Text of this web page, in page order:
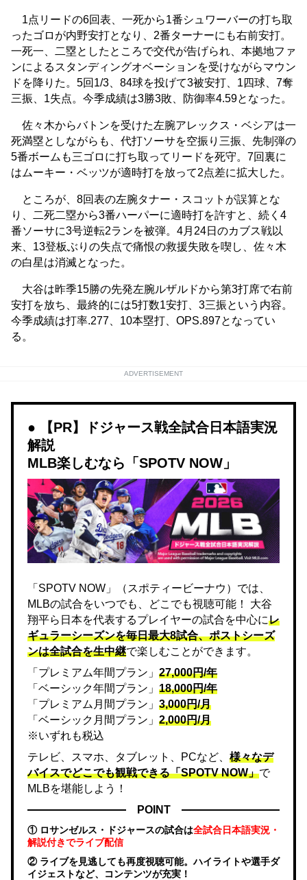
1点リードの6回表、一死から1番シュワーバーの打ち取
ったゴロが内野安打となり、2番ターナーにも右前安打。
一死一、二塁としたところで交代が告げられ、本拠地ファ
ンによるスタンディングオベーションを受けながらマウン
ドを降りた。5回1/3、84球を投げて3被安打、1四球、7奪
三振、1失点。今季成績は3勝3敗、防御率4.59となった。
佐々木からバトンを受けた左腕アレックス・ベシアは一
死満塁としながらも、代打ソーサを空振り三振、先制弾の
5番ボームも三ゴロに打ち取ってリードを死守。7回裏に
はムーキー・ベッツが適時打を放って2点差に拡大した。
ところが、8回表の左腕タナー・スコットが誤算とな
り、二死二塁から3番ハーパーに適時打を許すと、続く4
番ソーサに3号逆転2ランを被弾。4月24日のカブス戦以
来、13登板ぶりの失点で痛恨の救援失敗を喫し、佐々木
の白星は消滅となった。
大谷は昨季15勝の先発左腕ルザルドから第3打席で右前
安打を放ち、最終的には5打数1安打、3三振という内容。
今季成績は打率.277、10本塁打、OPS.897となってい
る。
ADVERTISEMENT
【PR】ドジャース戦全試合日本語実況
解説
MLB楽しむなら「SPOTV NOW」
「SPOTV NOW」（スポティービーナウ）では、
MLBの試合をいつでも、どこでも視聴可能！ 大谷
翔平ら日本を代表するプレイヤーの試合を中心にレ
ギュラーシーズンを毎日最大8試合、ポストシーズ
ンは全試合を生中継で楽しむことができます。
「プレミアム年間プラン」 27,000円/年
「ベーシック年間プラン」 18,000円/年
「プレミアム月間プラン」 3,000円/月
「ベーシック月間プラン」 2,000円/月
※いずれも税込
テレビ、スマホ、タブレット、PCなど、 様々なデ
バイスでどこでも観戦できる「SPOTV NOW」で
MLBを堪能しよう！
POINT
① ロサンゼルス・ドジャースの試合は全試合日本語実況・
解説付きでライブ配信
② ライブを見逃しても再度視聴可能。ハイライトや選手ダ
イジェストなど、コンテンツが充実！